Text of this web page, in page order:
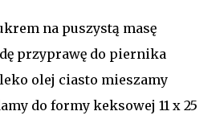
na puszystą masę
przyprawę do piernika
olej ciasto mieszamy
do formy keksowej 11 x 25